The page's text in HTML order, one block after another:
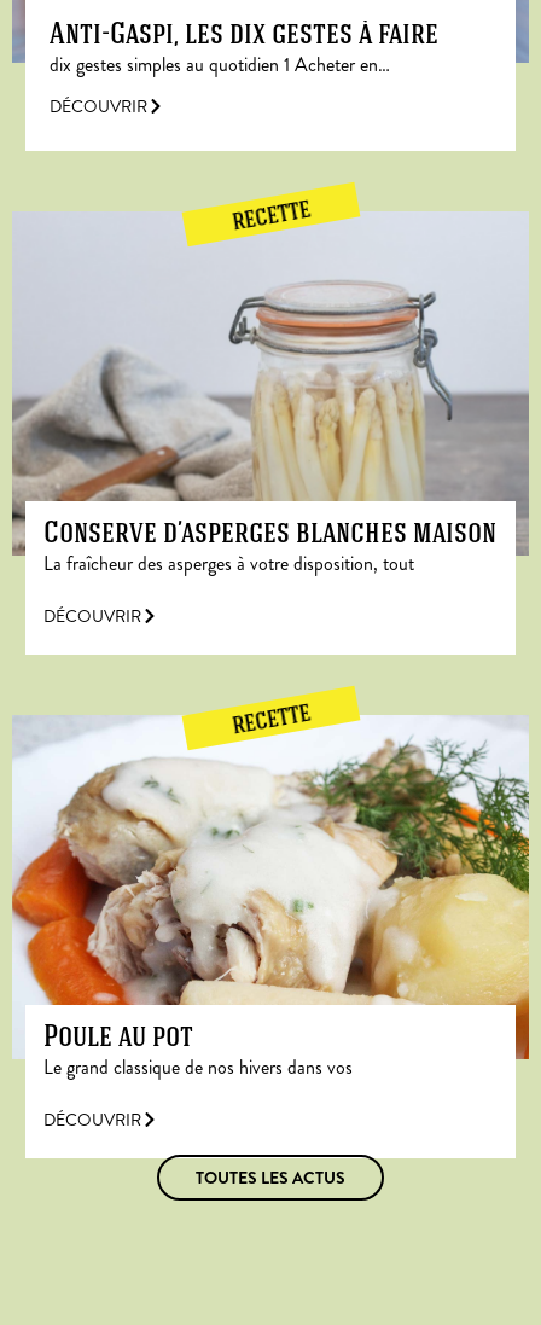
Anti-Gaspi, les dix gestes à faire
dix gestes simples au quotidien 1 Acheter en…
DÉCOUVRIR
RECETTE
Conserve d’asperges blanches maison
La fraîcheur des asperges à votre disposition, tout
DÉCOUVRIR
RECETTE
Poule au pot
Le grand classique de nos hivers dans vos
DÉCOUVRIR
TOUTES LES ACTUS